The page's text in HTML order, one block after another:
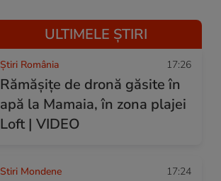
ULTIMELE ȘTIRI
Știri România 17:26
Rămășițe de dronă găsite în
apă la Mamaia, în zona plajei
Loft | VIDEO
Stiri Mondene 17:24